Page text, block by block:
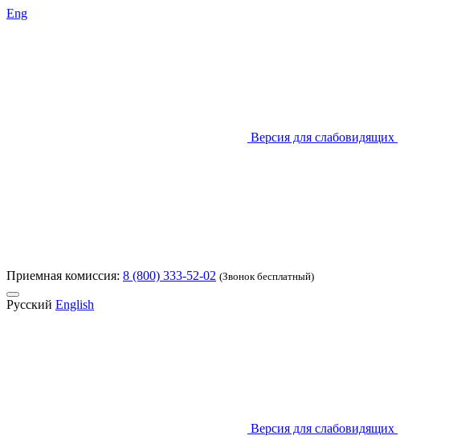
Eng
Версия для слабовидящих
Приемная комиссия: 8 (800) 333-52-02 (Звонок бесплатный)
Русский English
Версия для слабовидящих